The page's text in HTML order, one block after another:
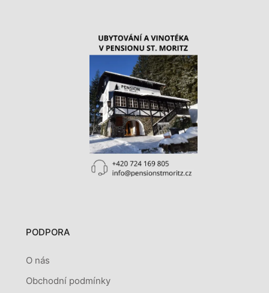
PODPORA
O nás
Obchodní podmínky